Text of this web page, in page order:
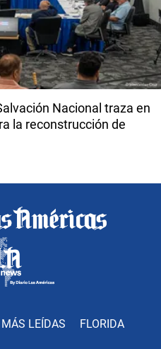
Nacional traza en
la reconstrucción de
MÁS LEÍDAS FLORIDA